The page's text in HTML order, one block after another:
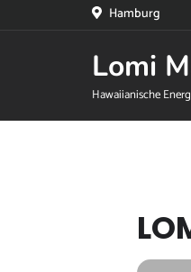
Hamburg
Lomi
Hawaiianische